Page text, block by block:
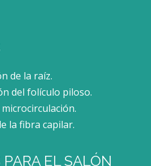
de la raíz.
del folículo piloso.
microcirculación.
la fibra capilar.
EL SALÓN